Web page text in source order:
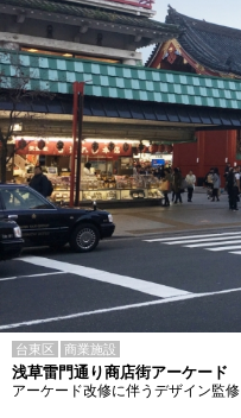
台東区 商業施設
浅草雷門通り商店街アーケード
アーケード改修に伴うデザイン監修